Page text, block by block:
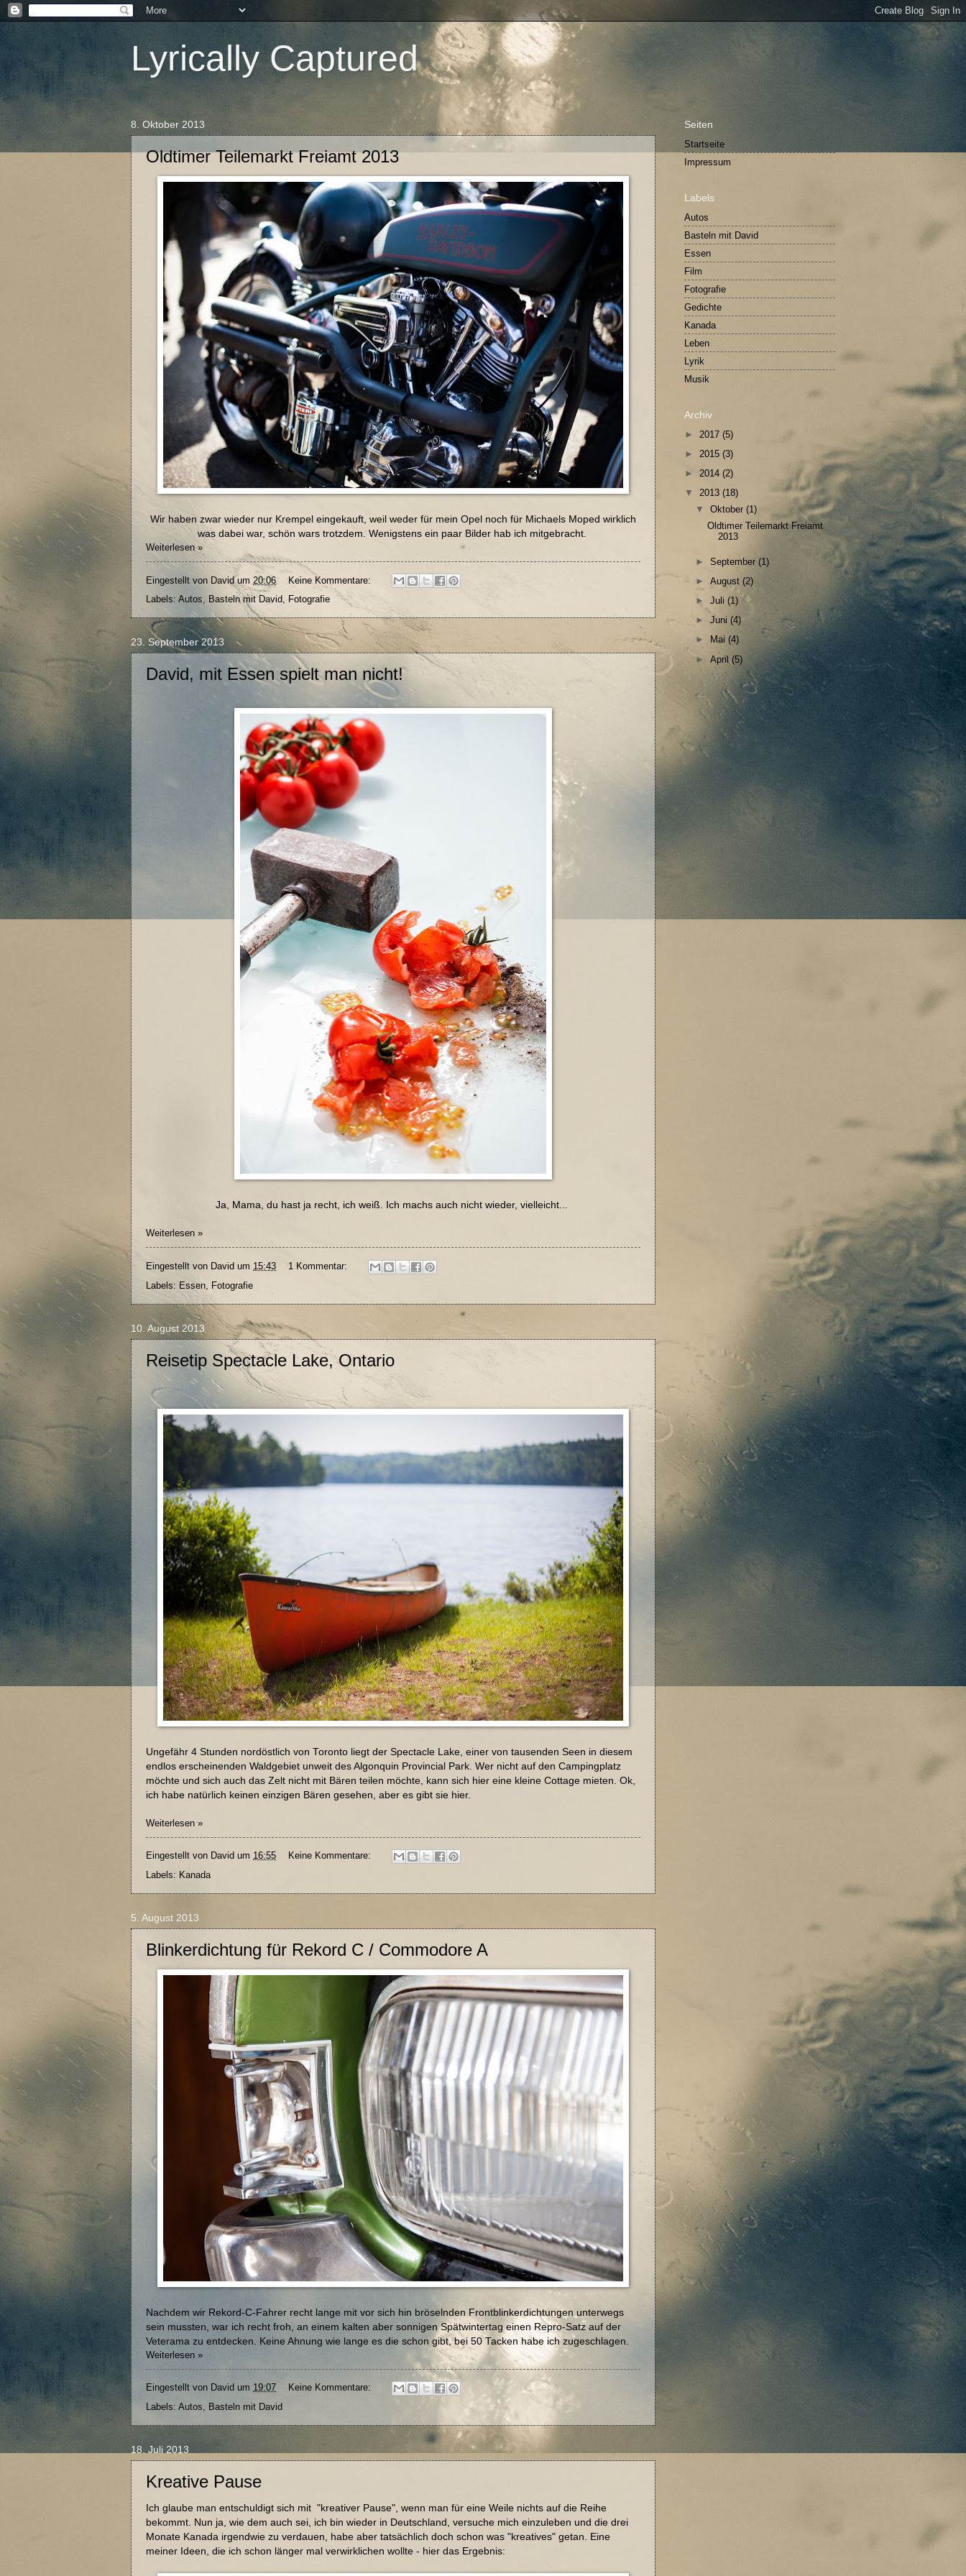
Lyrically Captured
8. Oktober 2013
Oldtimer Teilemarkt Freiamt 2013
Wir haben zwar wieder nur Krempel eingekauft, weil weder für mein Opel noch für Michaels Moped wirklich
was dabei war, schön wars trotzdem. Wenigstens ein paar Bilder hab ich mitgebracht.
Weiterlesen »
Eingestellt von David um 20:06
Keine Kommentare:
Labels: Autos, Basteln mit David, Fotografie
23. September 2013
David, mit Essen spielt man nicht!
Ja, Mama, du hast ja recht, ich weiß. Ich machs auch nicht wieder, vielleicht...
Weiterlesen »
Eingestellt von David um 15:43
1 Kommentar:
Labels: Essen Fotografie
10. August 2013
Reisetip Spectacle Lake, Ontario
Ungefähr 4 Stunden nordöstlich von Toronto liegt der Spectacle Lake, einer von tausenden Seen in diesem
endlos erscheinenden Waldgebiet unweit des Algonquin Provincial Park. Wer nicht auf den Campingplatz
möchte und sich auch das Zelt nicht mit Bären teilen möchte, kann sich hier eine kleine Cottage mieten. Ok,
ich habe natürlich keinen einzigen Bären gesehen, aber es gibt sie hier.
Weiterlesen »
Eingestellt von David um 16:55
Keine Kommentare:
Labels: Kanada
5. August 2013
Blinkerdichtung für Rekord C / Commodore A
Nachdem wir Rekord-C-Fahrer recht lange mit vor sich hin bröselnden Frontblinkerdichtungen unterwegs
sein mussten, war ich recht froh, an einem kalten aber sonnigen Spätwintertag einen Repro-Satz auf der
Veterama zu entdecken. Keine Ahnung wie lange es die schon gibt, bei 50 Tacken habe ich zugeschlagen.
Weiterlesen »
Eingestellt von David um 19:07
Keine Kommentare:
Labels: Autos, Basteln mit David
18. Juli 2013
Kreative Pause
Ich glaube man entschuldigt sich mit "kreativer Pause", wenn man für eine Weile nichts auf die Reihe
bekommt. Nun ja, wie dem auch sei, ich bin wieder in Deutschland, versuche mich einzuleben und die drei
Monate Kanada irgendwie zu verdauen, habe aber tatsächlich doch schon was "kreatives" getan. Eine
meiner Ideen, die ich schon länger mal verwirklichen wollte - hier das Ergebnis:
Seiten
Startseite
Impressum
Labels
Autos
Basteln mit David
Essen
Film
Fotografie
Gedichte
Kanada
Leben
Lyrik
Musik
Archiv
► 2017 (5)
► 2015 (3)
► 2014 (2)
▼ 2013 (18)
▼Oktober(1)
Oldtimer Teilemarkt Freiamt
2013
►September(1)
►August(2)
►Juli(1)
►Juni(4)
►
Mai(4)
►April(5)